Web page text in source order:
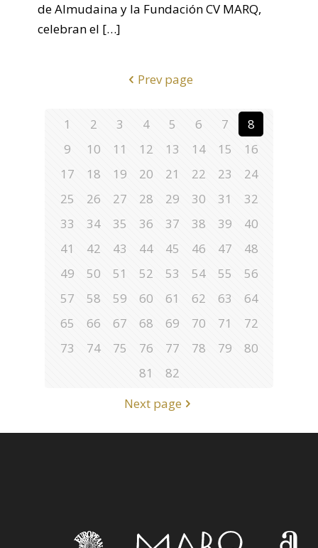
de Almudaina y la Fundación CV MARQ,
celebran el […]
Prev page
1 2 3 4 5 6 7
8
9
10 11 12 13 14 15
16
17
18 19 20 21 22 23
24
25
26 27 28 29 30 31
32
33
34 35 36 37 38 39
40
41
42 43 44 45 46 47
48
49
50 51 52 53 54 55
56
57
58 59 60 61 62 63
64
65
66 67 68 69 70 71
72
73
74 75 76 77 78 79
80
81
82
Next page